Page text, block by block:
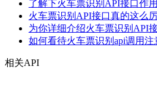
了解下火车票识别API接口作用
火车票识别API接口真的这么
为你详细介绍火车票识别API
如何看待火车票识别api调用注
相关API